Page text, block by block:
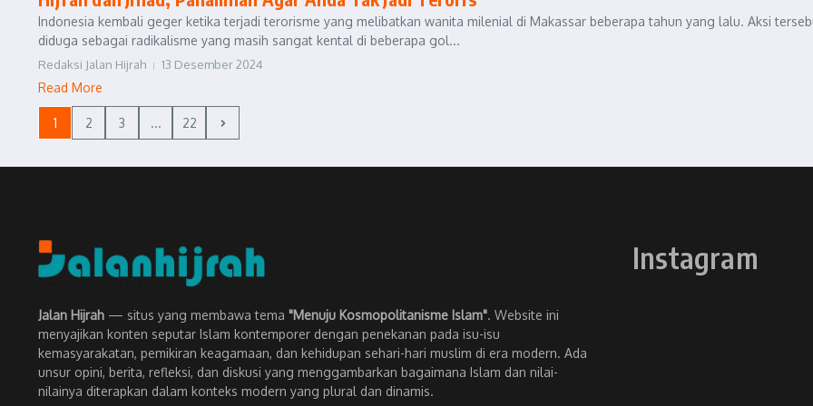
Indonesia kembali geger ketika terjadi terorisme yang melibatkan wanita milenial di Makassar beberapa tahun yang lalu. Aksi
diduga sebagai radikalisme yang masih sangat kental di beberapa gol...
Redaksi Jalan Hijrah 13 Desember 2024
Read More
1 2 3 ... 22
Jalan Hijrah — situs yang membawa tema "Menuju Kosmopolitanisme Islam". Website ini
menyajikan konten seputar Islam kontemporer dengan penekanan pada isu-isu
kemasyarakatan, pemikiran keagamaan, dan kehidupan sehari-hari muslim di era modern. Ada
unsur opini, berita, refleksi, dan diskusi yang menggambarkan bagaimana Islam dan nilai-
nilainya diterapkan dalam konteks modern yang plural dan dinamis.
Instagram